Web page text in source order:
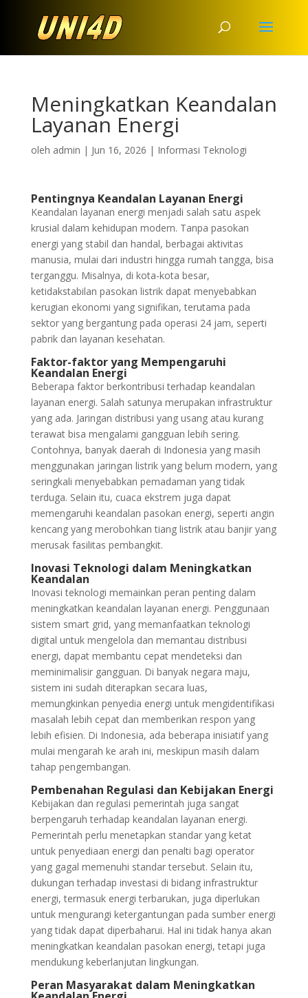
Meningkatkan Keandalan
Layanan Energi
oleh admin | Jun 16, 2026 | Informasi Teknologi
Pentingnya Keandalan Layanan Energi
Keandalan layanan energi menjadi salah satu aspek
krusial dalam kehidupan modern. Tanpa pasokan
energi yang stabil dan handal, berbagai aktivitas
manusia, mulai dari industri hingga rumah tangga, bisa
terganggu. Misalnya, di kota-kota besar,
ketidakstabilan pasokan listrik dapat menyebabkan
kerugian ekonomi yang signifikan, terutama pada
sektor yang bergantung pada operasi 24 jam, seperti
pabrik dan layanan kesehatan.
Faktor-faktor yang Mempengaruhi
Keandalan Energi
Beberapa faktor berkontribusi terhadap keandalan
layanan energi. Salah satunya merupakan infrastruktur
yang ada. Jaringan distribusi yang usang atau kurang
terawat bisa mengalami gangguan lebih sering.
Contohnya, banyak daerah di Indonesia yang masih
menggunakan jaringan listrik yang belum modern, yang
seringkali menyebabkan pemadaman yang tidak
terduga. Selain itu, cuaca ekstrem juga dapat
memengaruhi keandalan pasokan energi, seperti angin
kencang yang merobohkan tiang listrik atau banjir yang
merusak fasilitas pembangkit.
Inovasi Teknologi dalam Meningkatkan
Keandalan
Inovasi teknologi memainkan peran penting dalam
meningkatkan keandalan layanan energi. Penggunaan
sistem smart grid, yang memanfaatkan teknologi
digital untuk mengelola dan memantau distribusi
energi, dapat membantu cepat mendeteksi dan
meminimalisir gangguan. Di banyak negara maju,
sistem ini sudah diterapkan secara luas,
memungkinkan penyedia energi untuk mengidentifikasi
masalah lebih cepat dan memberikan respon yang
lebih efisien. Di Indonesia, ada beberapa inisiatif yang
mulai mengarah ke arah ini, meskipun masih dalam
tahap pengembangan.
Pembenahan Regulasi dan Kebijakan Energi
Kebijakan dan regulasi pemerintah juga sangat
berpengaruh terhadap keandalan layanan energi.
Pemerintah perlu menetapkan standar yang ketat
untuk penyediaan energi dan penalti bagi operator
yang gagal memenuhi standar tersebut. Selain itu,
dukungan terhadap investasi di bidang infrastruktur
energi, termasuk energi terbarukan, juga diperlukan
untuk mengurangi ketergantungan pada sumber energi
yang tidak dapat diperbaharui. Hal ini tidak hanya akan
meningkatkan keandalan pasokan energi, tetapi juga
mendukung keberlanjutan lingkungan.
Peran Masyarakat dalam Meningkatkan